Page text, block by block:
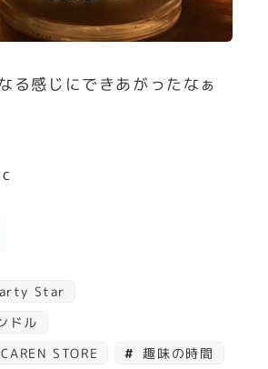
る感じにできあがったなぁ
Star
ドル
STORE
趣味の時間